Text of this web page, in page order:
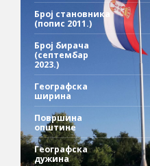
Број становника
(попис 2011.)
Број бирача
(септембар
2023.)
Географска
ширина
Површина
општине
Географска
дужина